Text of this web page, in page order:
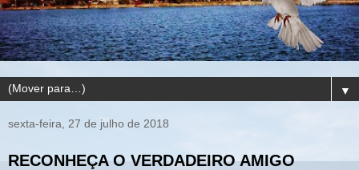
▼
sexta-feira, 27 de julho de 2018
RECONHEÇA O VERDADEIRO AMIGO